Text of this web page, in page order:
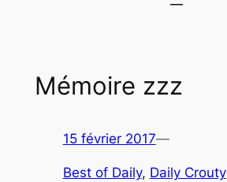
Mémoire zzz
15 février 2017—
Best of Daily, Daily Crouty